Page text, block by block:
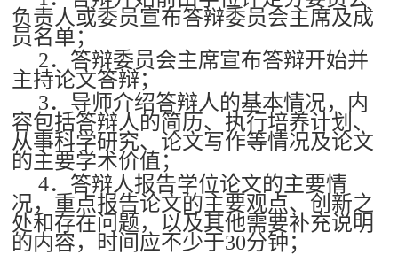
负责人或委员宣布答辩委员会主席及成
员名单；
2．答辩委员会主席宣布答辩开始并
主持论文答辩；
3．导师介绍答辩人的基本情况，内
容包括答辩人的简历、执行培养计划、
从事科学研究、论文写作等情况及论文
的主要学术价值；
4．答辩人报告学位论文的主要情
况，重点报告论文的主要观点、创新之
处和存在问题，以及其他需要补充说明
的内容，时间应不少于30分钟；